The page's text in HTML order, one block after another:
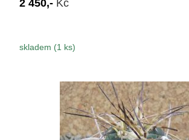
2 450,- Kč
skladem (1 ks)